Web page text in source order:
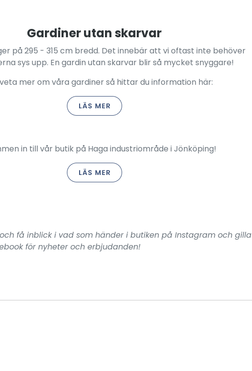
Gardiner utan skarvar
på 295 - 315 cm bredd. Det innebär att vi oftast inte behöver
sys upp. En gardin utan skarvar blir så mycket snyggare!
mer om våra gardiner så hittar du information här:
in till vår butik på Haga industriområde i Jönköping!
få inblick i vad som händer i butiken på Instagram och gilla
för nyheter och erbjudanden!